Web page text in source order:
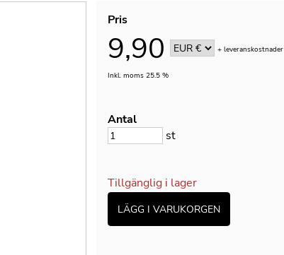
Pris
9,90 +leveranskostnader
Inkl. moms 25.5 %
Antal
st
Tillgänglig i lager